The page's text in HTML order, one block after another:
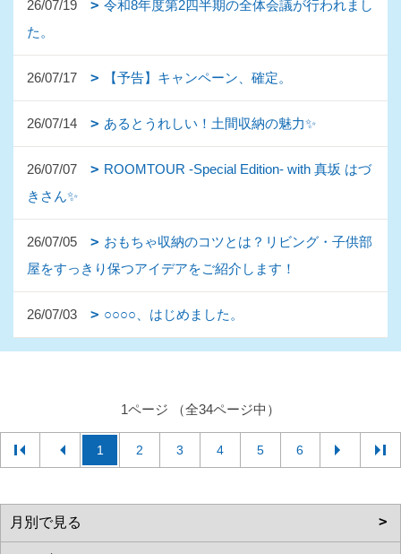
26/07/19
令和8年度第2四半期の全体会議が行われまし
た。
26/07/17 【予告】キャンペーン、確定。
26/07/14 あるとうれしい！土間収納の魅力✨
26/07/07
ROOMTOUR -Special Edition- with 真坂 はづ
きさん✨
26/07/05
おもちゃ収納のコツとは？リビング・子供部
屋をすっきり保つアイデアをご紹介します！
26/07/03 ○○○○、はじめました。
1ページ （全34ページ中）
1 2 3 4 5 6